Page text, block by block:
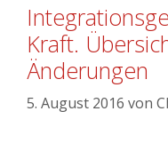
Kraft.
Änderungen
5. August 2016 von